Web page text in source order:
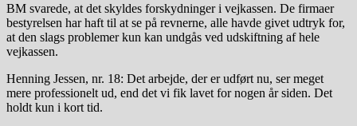
BM svarede, at det skyldes forskydninger i vejkassen. De firmaer
bestyrelsen har haft til at se på revnerne, alle havde givet udtryk for,
at den slags problemer kun kan undgås ved udskiftning af hele
vejkassen.
Henning Jessen, nr. 18: Det arbejde, der er udført nu, ser meget
mere professionelt ud, end det vi fik lavet for nogen år siden. Det
holdt kun i kort tid.